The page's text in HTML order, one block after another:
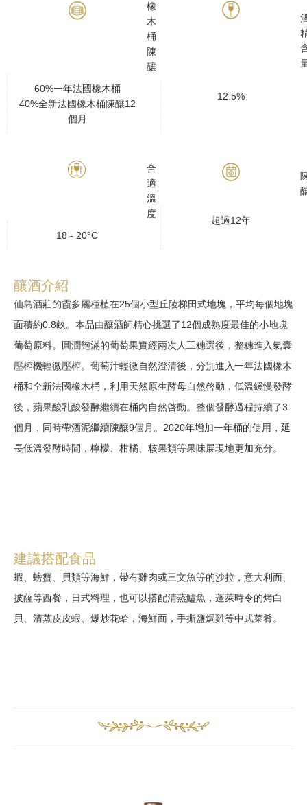
橡
木
桶
陳
釀
60%一年法國橡木桶
40%全新法國橡木桶陳釀12
個月
12.5%
合
適
溫
度
18 - 20°C
超過12年
釀酒介紹
仙島酒莊的霞多麗種植在25個小型丘陵梯田式地塊，平均每個地塊
面積約0.8畝。本品由釀酒師精心挑選了12個成熟度最佳的小地塊
葡萄原料。圓潤飽滿的葡萄果實經兩次人工穗選後，整穗進入氣囊
壓榨機輕微壓榨。葡萄汁輕微自然澄清後，分別進入一年法國橡木
桶和全新法國橡木桶，利用天然原生酵母自然啓動，低溫緩慢發酵
後，蘋果酸乳酸發酵繼續在桶內自然啓動。整個發酵過程持續了3
個月，同時帶酒泥繼續陳釀9個月。2020年增加一年桶的使用，延
長低溫發酵時間，檸檬、柑橘、核果類等果味展現地更加充分。
建議搭配食品
蝦、螃蟹、貝類等海鮮，帶有雞肉或三文魚等的沙拉，意大利面、
披薩等西餐，日式料理，也可以搭配清蒸鱸魚，蓬萊時令的烤白
貝、清蒸皮皮蝦、爆炒花蛤，海鮮面，手撕鹽焗雞等中式菜肴。